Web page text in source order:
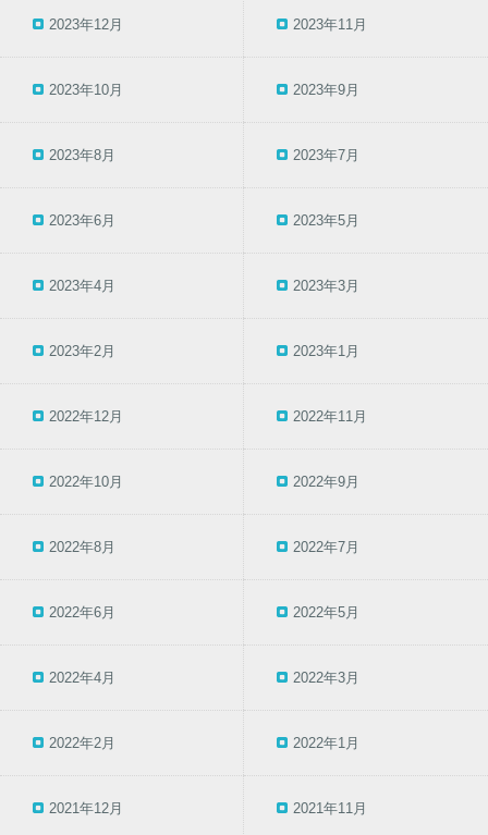
2023年12月 2023年11月
2023年10月 2023年9月
2023年8月 2023年7月
2023年6月 2023年5月
2023年4月 2023年3月
2023年2月 2023年1月
2022年12月 2022年11月
2022年10月 2022年9月
2022年8月 2022年7月
2022年6月 2022年5月
2022年4月 2022年3月
2022年2月 2022年1月
2021年12月 2021年11月